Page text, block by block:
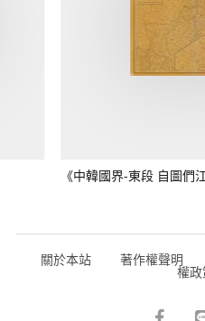
《中韓國界-東段 自圖們
關於本站 著作權聲明
權